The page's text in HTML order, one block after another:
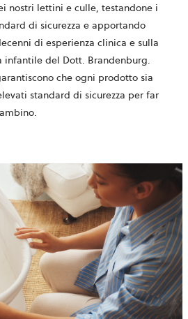
nostri lettini e culle, testandone i
di sicurezza e apportando
di esperienza clinica e sulla
infantile del Dott. Brandenburg.
che ogni prodotto sia
standard di sicurezza per far